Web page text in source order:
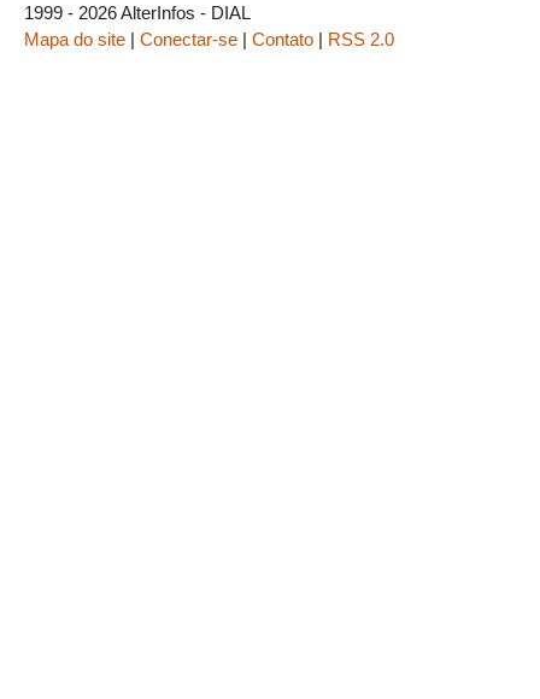
1999 - 2026 AlterInfos - DIAL
Mapa do site | Conectar-se | Contato | RSS 2.0